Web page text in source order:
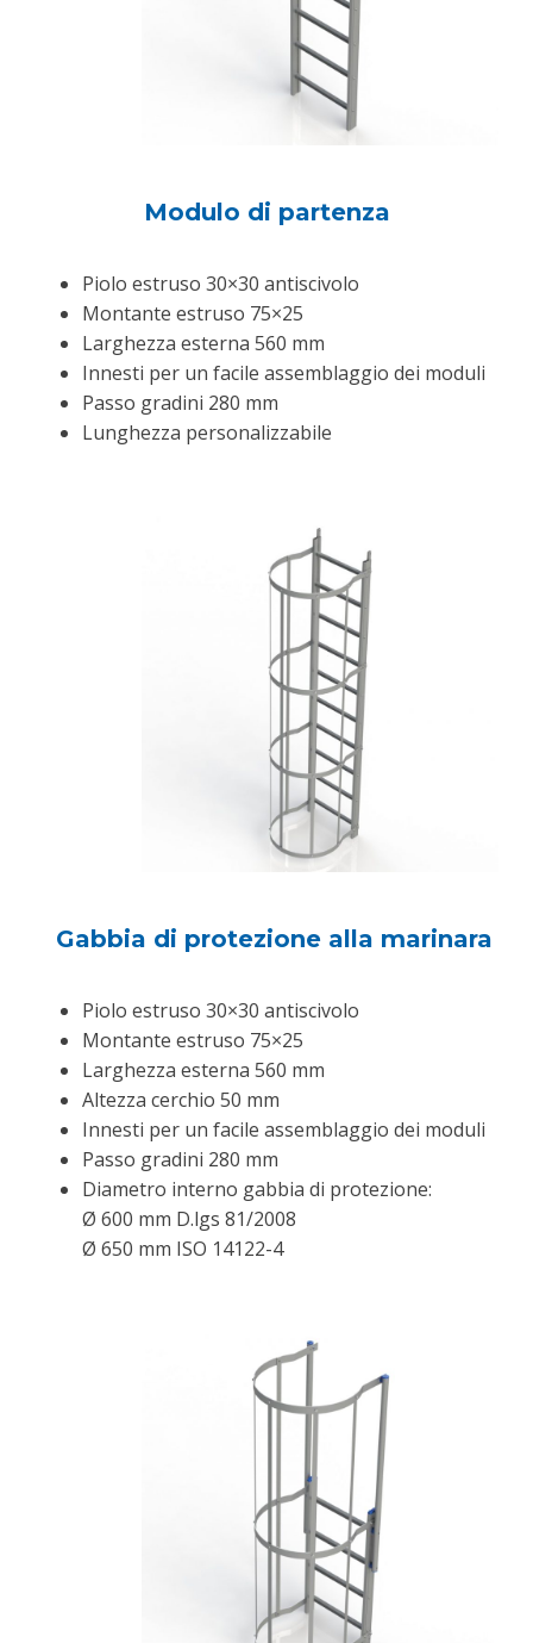
Modulo di partenza
Piolo estruso 30×30 antiscivolo
Montante estruso 75×25
Larghezza esterna 560 mm
Innesti per un facile assemblaggio dei moduli
Passo gradini 280 mm
Lunghezza personalizzabile
Gabbia di protezione alla marinara
Piolo estruso 30×30 antiscivolo
Montante estruso 75×25
Larghezza esterna 560 mm
Altezza cerchio 50 mm
Innesti per un facile assemblaggio dei moduli
Passo gradini 280 mm
Diametro interno gabbia di protezione:
Ø 600 mm D.lgs 81/2008
Ø 650 mm ISO 14122-4